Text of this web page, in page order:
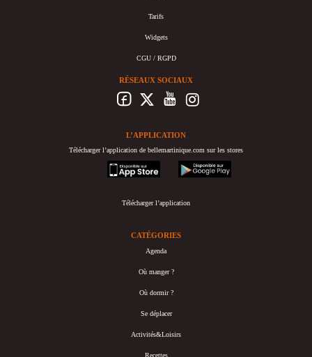
Tarifs
Widgets
CGU / RGPD
RÉSEAUX SOCIAUX
L’APPLICATION
Télécharger l’application de bellemartinique.com sur les stores
appstore
googleplay
Télécharger l’application
CATÉGORIES
Agenda
Où manger ?
Où dormir ?
Se déplacer
Activités&Loisirs
Recettes